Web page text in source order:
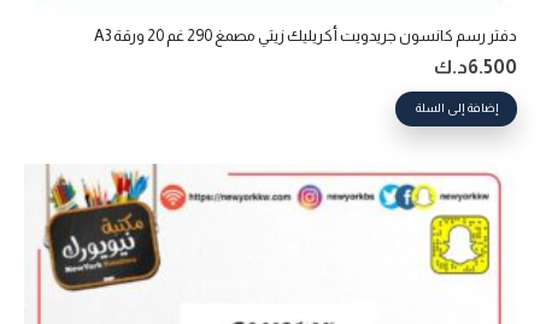
دفتر رسم كانسون جريدويت أكريليك زيتي مصمغ 290 غم 20 ورقة A3
6.500د.ك
إضافة إلى السلة